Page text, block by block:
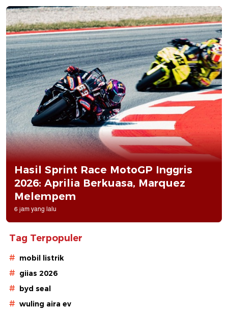
Hasil Sprint Race MotoGP Inggris
2026: Aprilia Berkuasa, Marquez
Melempem
6 jam yang lalu
Tag Terpopuler
# mobil listrik
# giias 2026
# byd seal
# wuling aira ev